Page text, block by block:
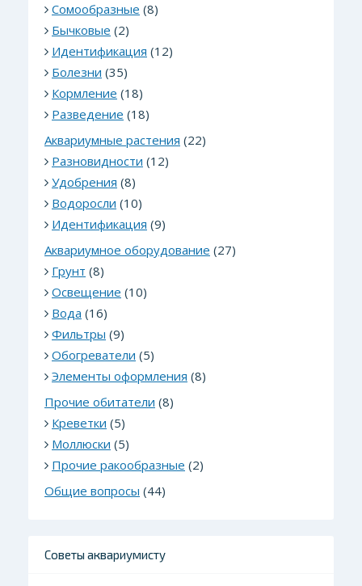
Сомообразные (8)
Бычковые (2)
Идентификация (12)
Болезни (35)
Кормление (18)
Разведение (18)
Аквариумные растения (22)
Разновидности (12)
Удобрения (8)
Водоросли (10)
Идентификация (9)
Аквариумное оборудование (27)
Грунт (8)
Освещение (10)
Вода (16)
Фильтры (9)
Обогреватели (5)
Элементы оформления (8)
Прочие обитатели (8)
Креветки (5)
Моллюски (5)
Прочие ракообразные (2)
Общие вопросы (44)
Советы аквариумисту